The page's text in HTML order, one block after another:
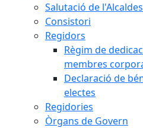
Salutació de
Consistori
Regidors
Règim de
membres
Declaració de
electes
Regidories
Òrgans de Govern